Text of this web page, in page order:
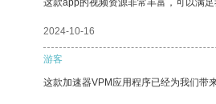
这款app的视频资源非常丰富，可以满足
2024-10-16
游客
这款加速器VPM应用程序已经为我们带